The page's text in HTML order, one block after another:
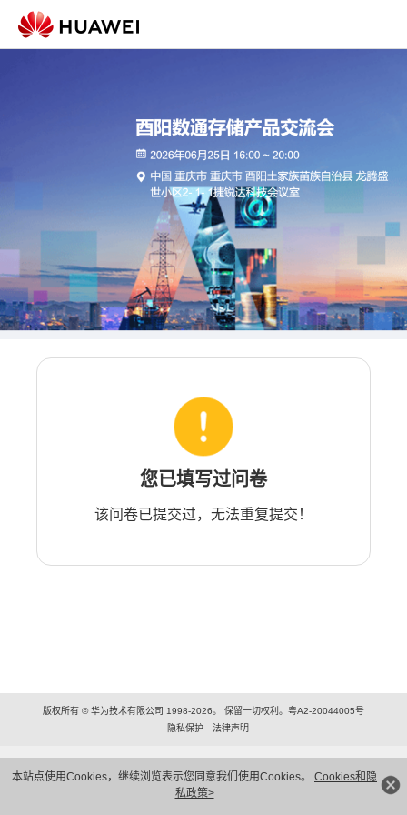
本站点使用Cookies，继续浏览表示您同意我们使用Cookies。 Cookies和隐
私政策>
您已填写过问卷
该问卷已提交过，无法重复提交！
版权所有 © 华为技术有限公司 1998-2026。 保留一切权利。粤A2-20044005号
隐私保护
法律声明